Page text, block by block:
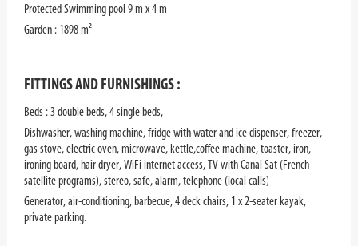
Protected Swimming pool 9 m x 4 m
Garden : 1898 m²
FITTINGS AND FURNISHINGS :
Beds : 3 double beds, 4 single beds,
Dishwasher, washing machine, fridge with water and ice dispenser, freezer,
gas stove, electric oven, microwave, kettle,coffee machine, toaster, iron,
ironing board, hair dryer, WiFi internet access, TV with Canal Sat (French
satellite programs), stereo, safe, alarm, telephone (local calls)
Generator, air-conditioning, barbecue, 4 deck chairs, 1 x 2-seater kayak,
private parking.